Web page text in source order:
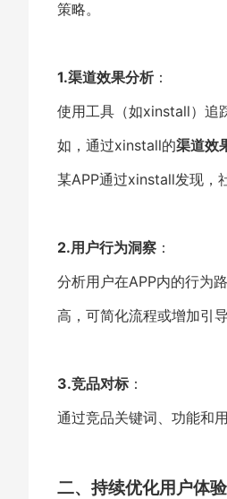
策略。
1.渠道效果分析：
使用工具（如xinstall）追
如，通过xinstall的渠道效
某APP通过xinstall发现，
2.用户行为洞察 ：
分析用户在APP内的行为
高，可简化流程或增加引导
3.竞品对标：
通过竞品关键词、功能和
二、持续优化用户体